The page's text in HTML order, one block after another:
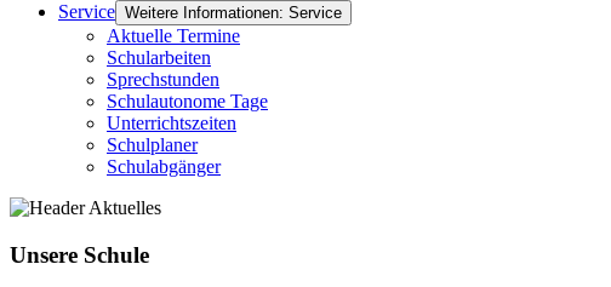
Service Weitere Informationen: Service
Aktuelle Termine
Schularbeiten
Sprechstunden
Schulautonome Tage
Unterrichtszeiten
Schulplaner
Schulabgänger
Unsere Schule